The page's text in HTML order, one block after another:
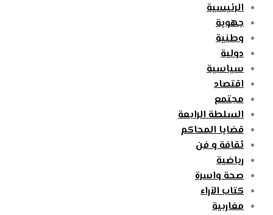
الرئيسية
جهوية
وطنية
دولية
سياسية
اقتصاد
مجتمع
السلطة الرابعة
قضايا المحاكم
ثقافة و فن
رياضية
صحة واسرة
كتاب الآراء
مغاربية